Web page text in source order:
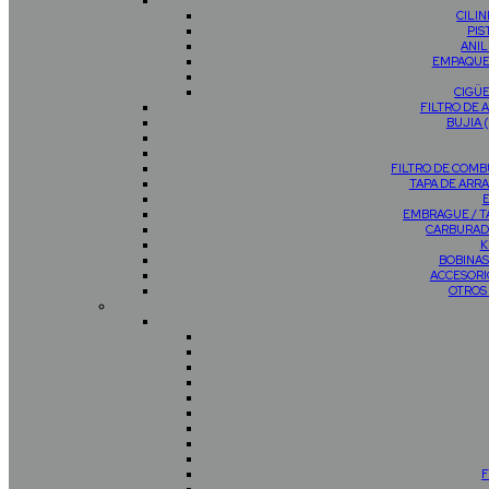
FILTRO DE
BUJIA
FILTRO DE
TAPA DE
EMBRAGUE /